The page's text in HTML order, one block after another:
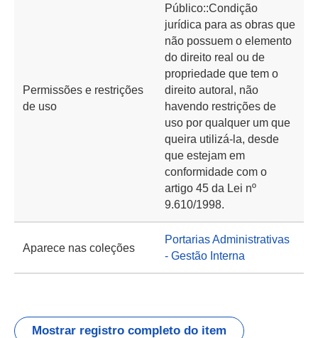
Permissões e restrições
de uso
Público::Condição
jurídica para as obras que
não possuem o elemento
do direito real ou de
propriedade que tem o
direito autoral, não
havendo restrições de
uso por qualquer um que
queira utilizá-la, desde
que estejam em
conformidade com o
artigo 45 da Lei nº
9.610/1998.
Aparece nas coleções
Portarias Administrativas
- Gestão Interna
Mostrar registro completo do item